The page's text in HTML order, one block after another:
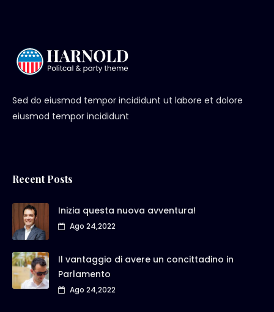
Sed do eiusmod tempor incididunt ut labore et dolore
eiusmod tempor incididunt
Recent Posts
Inizia questa nuova avventura!
Ago 24,2022
Il vantaggio di avere un concittadino in
Parlamento
Ago 24,2022